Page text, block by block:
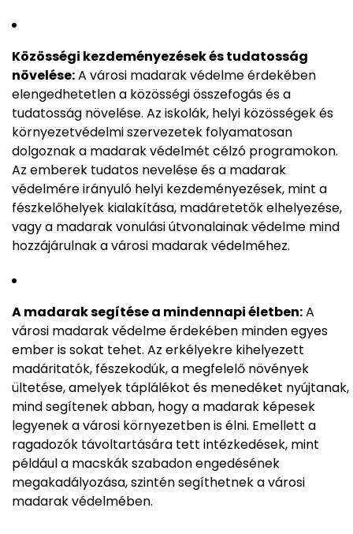
Közösségi kezdeményezések és tudatosság
növelése:A városi madarak védelme érdekében
elengedhetetlen a közösségi összefogás és a
tudatosság növelése. Az iskolák, helyi közösségek és
környezetvédelmi szervezetek folyamatosan
dolgoznak a madarak védelmét célzó programokon.
Az emberek tudatos nevelése és a madarak
védelmére irányuló helyi kezdeményezések, mint a
fészkelőhelyek kialakítása, madáretetők elhelyezése,
vagy a madarak vonulási útvonalainak védelme mind
hozzájárulnak a városi madarak védelméhez.
A madarak segítése a mindennapi életben:A
városi madarak védelme érdekében minden egyes
ember is sokat tehet. Az erkélyekre kihelyezett
madáritatók, fészekodúk, a megfelelő növények
ültetése, amelyek táplálékot és menedéket nyújtanak,
mind segítenek abban, hogy a madarak képesek
legyenek a városi környezetben is élni. Emellett a
ragadozók távoltartására tett intézkedések, mint
például a macskák szabadon engedésének
megakadályozása, szintén segíthetnek a városi
madarak védelmében.